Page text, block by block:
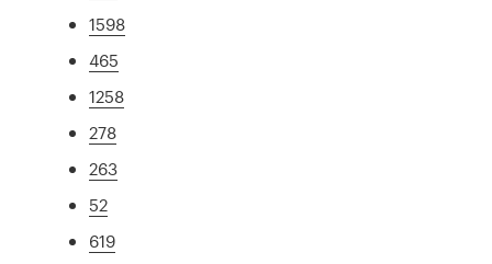
1598
465
1258
278
263
52
619